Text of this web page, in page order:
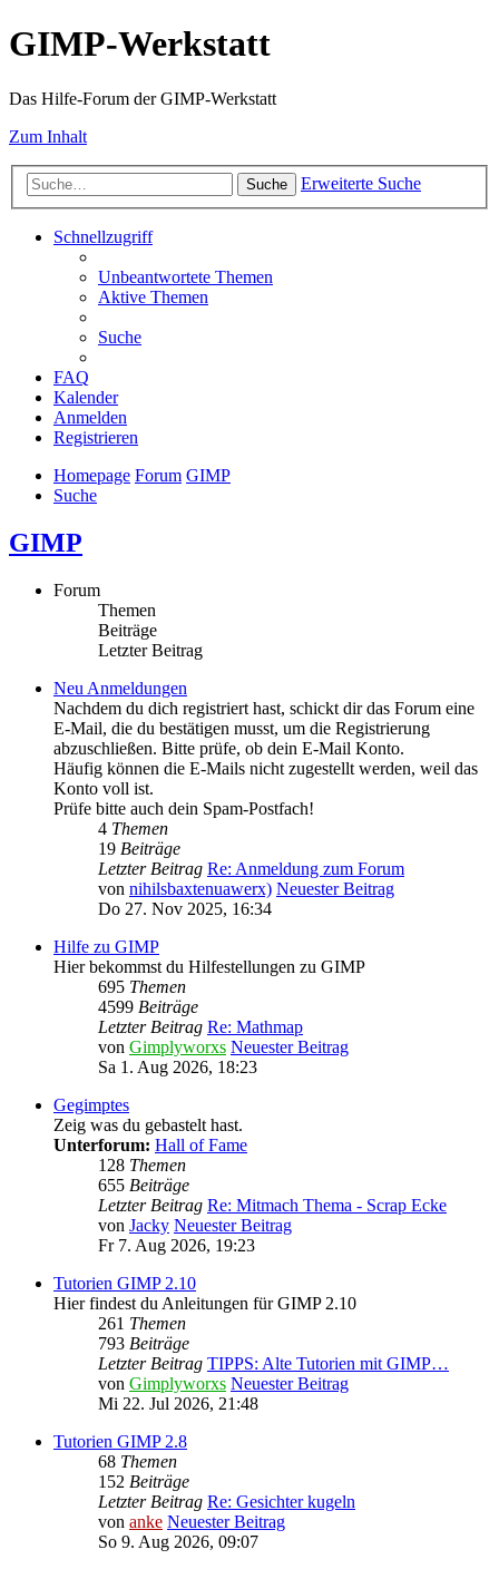
GIMP-Werkstatt
Das Hilfe-Forum der GIMP-Werkstatt
Zum Inhalt
Suche Erweiterte Suche
Schnellzugriff
Unbeantwortete Themen
Aktive Themen
Suche
FAQ
Kalender
Anmelden
Registrieren
Homepage Forum GIMP
Suche
GIMP
Forum
Themen
Beiträge
Letzter Beitrag
Neu Anmeldungen
Nachdem du dich registriert hast, schickt dir das Forum eine
E-Mail, die du bestätigen musst, um die Registrierung
abzuschließen. Bitte prüfe, ob dein E-Mail Konto.
Häufig können die E-Mails nicht zugestellt werden, weil das
Konto voll ist.
Prüfe bitte auch dein Spam-Postfach!
4 Themen
19 Beiträge
Letzter Beitrag Re: Anmeldung zum Forum
von nihilsbaxtenuawerx) Neuester Beitrag
Do 27. Nov 2025, 16:34
Hilfe zu GIMP
Hier bekommst du Hilfestellungen zu GIMP
695 Themen
4599 Beiträge
Letzter Beitrag Re: Mathmap
von Gimplyworxs Neuester Beitrag
Sa 1. Aug 2026, 18:23
Gegimptes
Zeig was du gebastelt hast.
Unterforum: Hall of Fame
128 Themen
655 Beiträge
Letzter Beitrag Re: Mitmach Thema - Scrap Ecke
von Jacky Neuester Beitrag
Fr 7. Aug 2026, 19:23
Tutorien GIMP 2.10
Hier findest du Anleitungen für GIMP 2.10
261 Themen
793 Beiträge
Letzter Beitrag TIPPS: Alte Tutorien mit GIMP…
von Gimplyworxs Neuester Beitrag
Mi 22. Jul 2026, 21:48
Tutorien GIMP 2.8
68 Themen
152 Beiträge
Letzter Beitrag Re: Gesichter kugeln
von anke Neuester Beitrag
So 9. Aug 2026, 09:07